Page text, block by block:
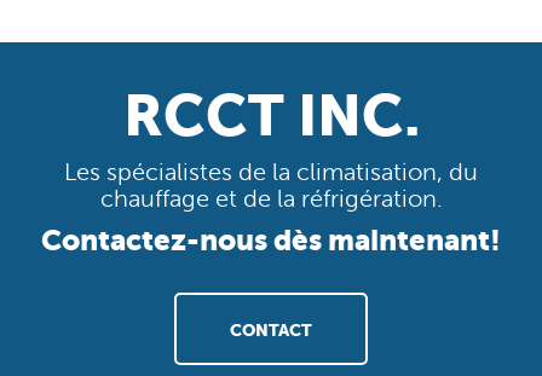
RCCT INC.
Les spécialistes de la climatisation, du
chauffage et de la réfrigération.
Contactez-nous dès maintenant!
CONTACT